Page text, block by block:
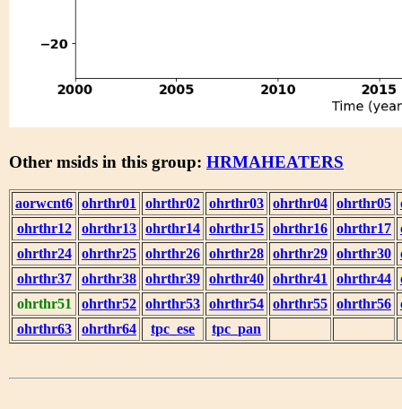
Other msids in this group: HRMAHEATERS
aorwcnt6 ohrthr01 ohrthr02 ohrthr03 ohrthr04 ohrthr05
ohrthr12
ohrthr13 ohrthr14 ohrthr15 ohrthr16 ohrthr17
ohrthr24
ohrthr25 ohrthr26 ohrthr28 ohrthr29 ohrthr30
ohrthr37
ohrthr38 ohrthr39 ohrthr40 ohrthr41 ohrthr44
ohrthr51
ohrthr52 ohrthr53 ohrthr54 ohrthr55 ohrthr56
ohrthr63
ohrthr64 tpc_ese tpc_pan